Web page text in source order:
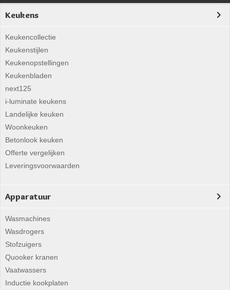
Keukens
Keukencollectie
Keukenstijlen
Keukenopstellingen
Keukenbladen
next125
i-luminate keukens
Landelijke keuken
Woonkeuken
Betonlook keuken
Offerte vergelijken
Leveringsvoorwaarden
Apparatuur
Wasmachines
Wasdrogers
Stofzuigers
Quooker kranen
Vaatwassers
Inductie kookplaten